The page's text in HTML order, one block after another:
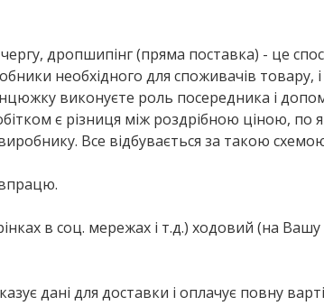
дропшипінг (пряма поставка) - це
необхідного для споживачів товару, і
виконуєте роль посередника і
є ​​різниця між роздрібною ціною, по
Все відбувається за такою
в соц. мережах і т.д.) ходовий (на
дані для доставки і оплачує повну